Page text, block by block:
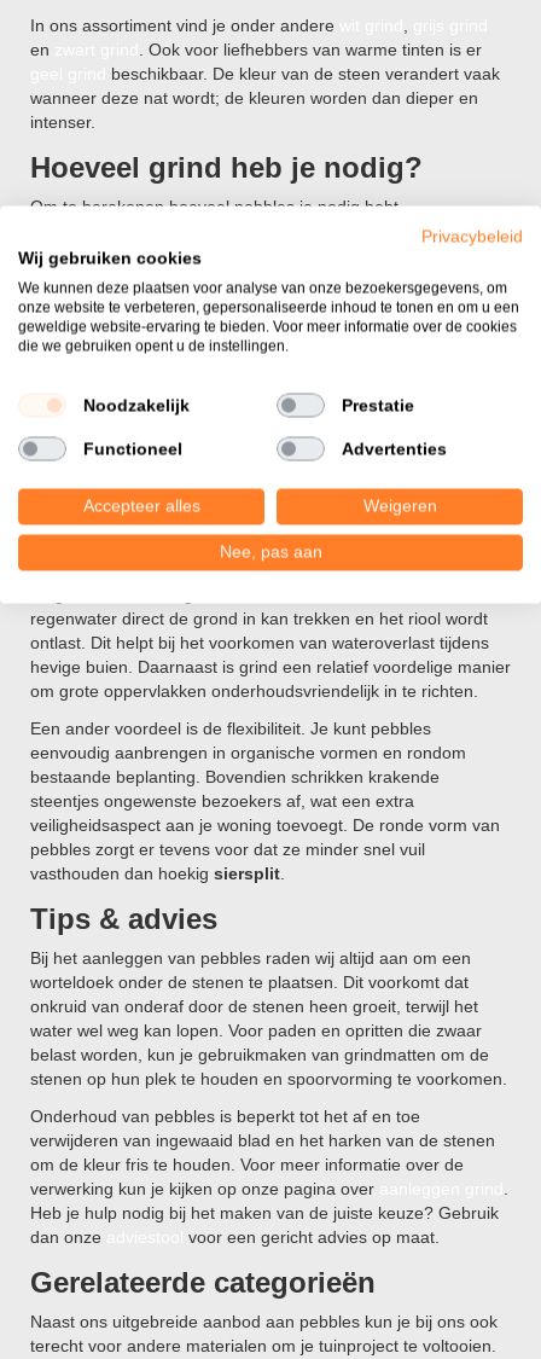
In ons assortiment vind je onder andere
en
. Ook voor liefhebbers van warme tinten is er
beschikbaar. De kleur van de steen verandert vaak
wanneer deze nat wordt; de kleuren worden dan dieper en
intenser.
Hoeveel grind heb je nodig?
Om te berekenen hoeveel pebbles je nodig hebt,
vermenigvuldig je de oppervlakte in vierkante meters met de
gewenste laagdikte in meters. Voor een standaard tuinpad of
border wordt meestal een laagdikte van 5 tot 6 centimeter
aangehouden. Als de laag te dun is, kijk je op de ondergrond;
als de laag te dik is, wordt het lopen over het grind zwaarder.
meter met een laagdikte van 5 centimeter heb je 0,5 kubieke
meter grind nodig. Dit komt ongeveer overeen met één big
bag of een aantal zakken van
25kg grind
verstandig om iets extra te bestellen voor het bijvullen in de
toekomst.
Voordelen van pebbles
Pebbles bieden tal van voordelen voor de tuin. Ten eerste
regenwater direct de grond in kan trekken en het riool wordt
ontlast. Dit helpt bij het voorkomen van wateroverlast tijdens
hevige buien. Daarnaast is grind een relatief voordelige manier
om grote oppervlakken onderhoudsvriendelijk in te richten.
Een ander voordeel is de flexibiliteit. Je kunt pebbles
eenvoudig aanbrengen in organische vormen en rondom
bestaande beplanting. Bovendien schrikken krakende
steentjes ongewenste bezoekers af, wat een extra
veiligheidsaspect aan je woning toevoegt. De ronde vorm van
pebbles zorgt er tevens voor dat ze minder snel vuil
vasthouden dan hoekig siersplit
Tips & advies
Bij het aanleggen van pebbles raden wij altijd aan om een
worteldoek onder de stenen te plaatsen. Dit voorkomt dat
onkruid van onderaf door de stenen heen groeit, terwijl het
water wel weg kan lopen. Voor paden en opritten die zwaar
belast worden, kun je gebruikmaken van grindmatten om de
stenen op hun plek te houden en spoorvorming te voorkomen.
Onderhoud van pebbles is beperkt tot het af en toe
verwijderen van ingewaaid blad en het harken van de stenen
om de kleur fris te houden. Voor meer informatie over de
verwerking kun je kijken op onze pagina over
Heb je hulp nodig bij het maken van de juiste keuze? Gebruik
dan onze
voor een gericht advies op maat.
Gerelateerde categorieën
Naast ons uitgebreide aanbod aan pebbles kun je bij ons ook
terecht voor andere materialen om je tuinproject te voltooien.
Privacybeleid
Wij gebruiken cookies
We kunnen deze plaatsen voor analyse van onze bezoekersgegevens, om
onze website te verbeteren, gepersonaliseerde inhoud te tonen en om u een
geweldige website-ervaring te bieden. Voor meer informatie over de cookies
die we gebruiken opent u de instellingen.
Noodzakelijk Prestatie
Functioneel Advertenties
Accepteer alles Weigeren
Nee, pas aan